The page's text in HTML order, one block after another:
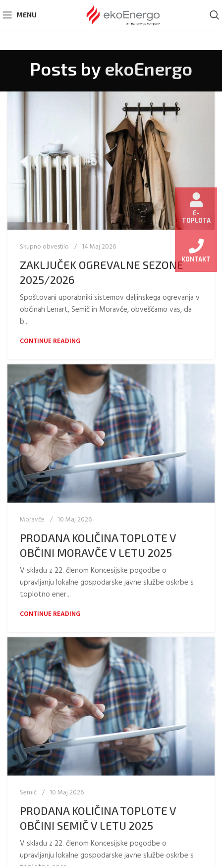
MENU
Posts by ekoEnergo
Skupno obvestilo 14 Maj 2026
ZAKLJUČEK OGREVALNE SEZONE
2025/2026
Spoštovani uporabniki sistemov daljinskega ogrevanja v
občinah Lenart, Semič in Moravče, obveščamo vas, da
b...
CONTINUE READING
Moravče 10 Maj 2026
PRODANA KOLIČINA TOPLOTE V
OBČINI MORAVČE V LETU 2025
V skladu z 22. členom Koncesijske pogodbe o
upravljanju lokalne gospodarske javne službe oskrbe s
toplotno ener...
CONTINUE READING
Semič 10 Maj 2026
PRODANA KOLIČINA TOPLOTE V
OBČINI SEMIČ V LETU 2025
V skladu z 22. členom Koncesijske pogodbe o
upravljanju lokalne gospodarske javne službe oskrbe s
E-
TOPLOTA
KONTAKT